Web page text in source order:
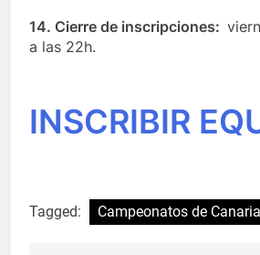
14. Cierre de inscripciones:
a las 22h.
INSCRIBIR
Tagged: Campeonatos de